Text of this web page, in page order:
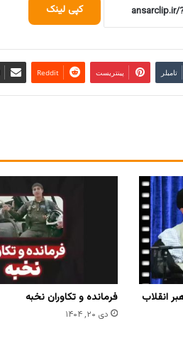
کپی لینک
تامبلر پینتریست Reddit
انقلاب فرمانده و تکاوران نخبه
دی ۲۰, ۱۴۰۴